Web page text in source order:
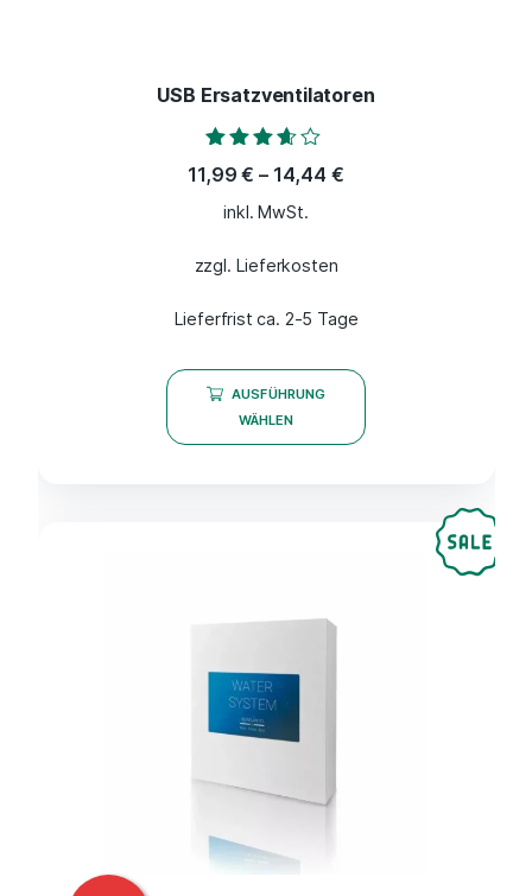
USB Ersatzventilatoren
Bewertet
mit
3.50
von 5
11,99€ – 14,44 €
inkl. MwSt.
zzgl. Lieferkosten
Lieferfrist ca. 2-5 Tage
AUSFÜHRUNG
WÄHLEN